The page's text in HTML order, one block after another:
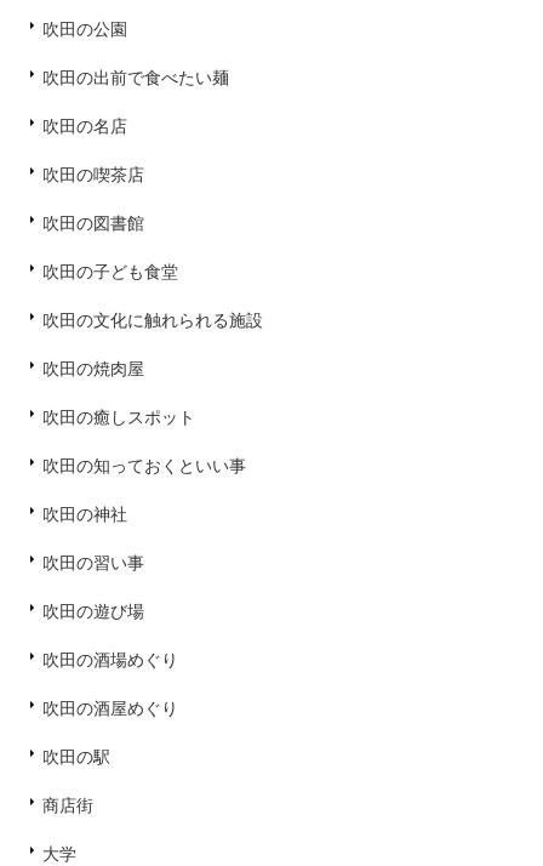
吹田の公園
吹田の出前で食べたい麺
吹田の名店
吹田の喫茶店
吹田の図書館
吹田の子ども食堂
吹田の文化に触れられる施設
吹田の焼肉屋
吹田の癒しスポット
吹田の知っておくといい事
吹田の神社
吹田の習い事
吹田の遊び場
吹田の酒場めぐり
吹田の酒屋めぐり
吹田の駅
商店街
大学